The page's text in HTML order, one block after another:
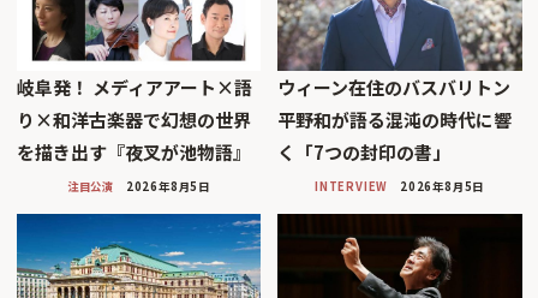
岐阜発！ メディアアート×語
り×和洋古楽器で幻想の世界
を描き出す『夜叉が池物語』
注目公演 2026年8月5日
ウィーン在住のバスバリトン
平野和が語る混沌の時代に響
く「7つの封印の書」
INTERVIEW 2026年8月5日